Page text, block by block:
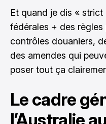
Et quand je dis «
fédérales + des
contrôles douaniers,
des amendes qui
poser tout ça
Le cadre
l’Australie